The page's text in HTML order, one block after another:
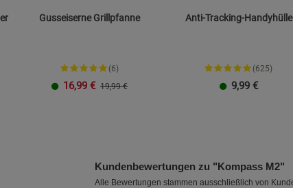
Gusseiserne Grillpfanne
(6)
16,99 € 19,99 €
Anti-Tracking-Handyhülle
(625)
9,99 €
Kundenbewertungen zu "Kompass M2"
Alle Bewertungen stammen ausschließlich von